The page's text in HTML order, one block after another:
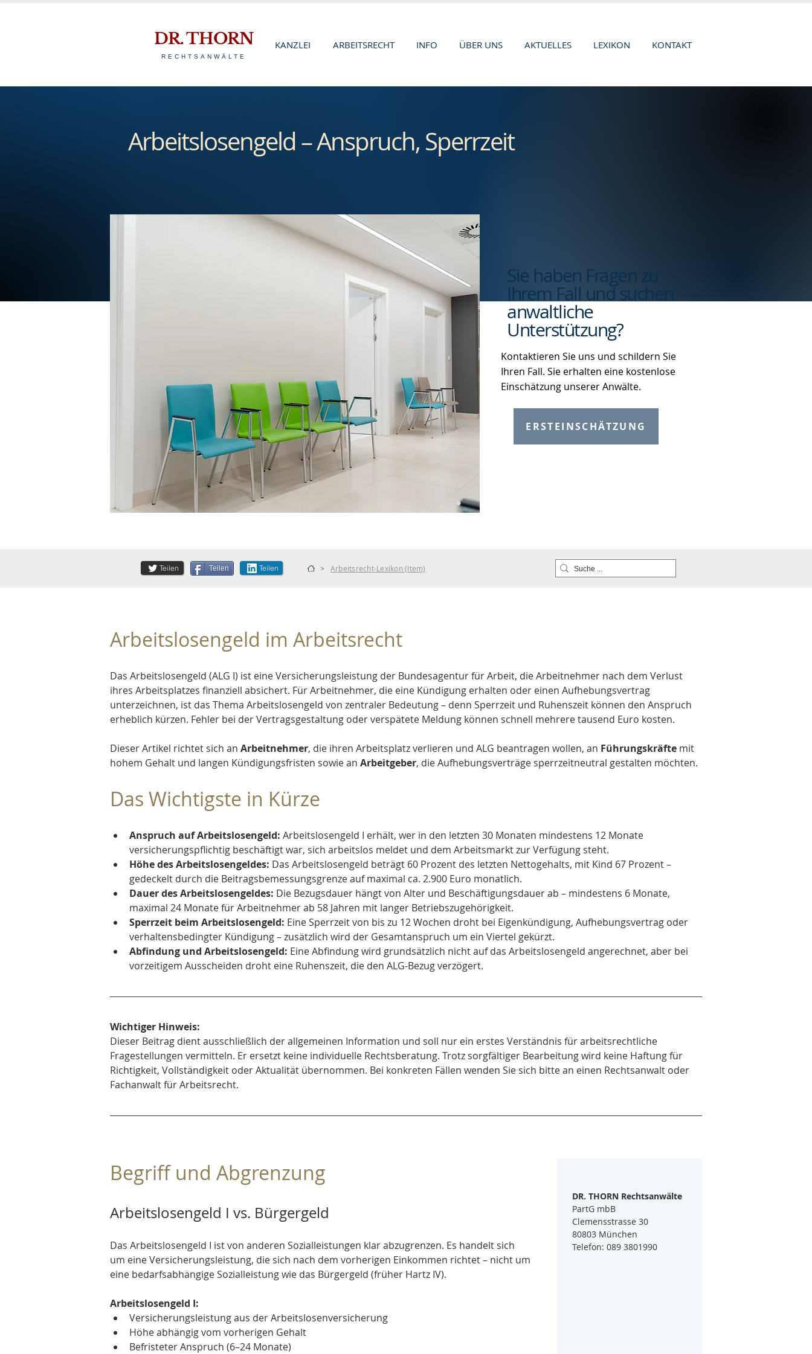
DR. THORN KANZLEI ARBEITSRECHT INFO ÜBER UNS AKTUELLES LEXIKON KONTAKT
RECHTSANWÄLTE
Arbeitslosengeld – Anspruch, Sperrzeit
Sie haben Fragen zu
Ihrem Fall und suchen
anwaltliche
Unterstützung?
Kontaktieren Sie uns und schildern Sie
Ihren Fall. Sie erhalten eine kostenlose
Einschätzung unserer Anwälte.
ERSTEINSCHÄTZUNG
Teilen Teilen Teilen > Arbeitsrecht-Lexikon (Item)
Arbeitslosengeld im Arbeitsrecht
Das Arbeitslosengeld (ALG I) ist eine Versicherungsleistung der Bundesagentur für Arbeit, die Arbeitnehmer nach dem Verlust
ihres Arbeitsplatzes finanziell absichert. Für Arbeitnehmer, die eine Kündigung erhalten oder einen Aufhebungsvertrag
unterzeichnen, ist das Thema Arbeitslosengeld von zentraler Bedeutung – denn Sperrzeit und Ruhenszeit können den Anspruch
erheblich kürzen. Fehler bei der Vertragsgestaltung oder verspätete Meldung können schnell mehrere tausend Euro kosten.
Dieser Artikel richtet sich an Arbeitnehmer, die ihren Arbeitsplatz verlieren und ALG beantragen wollen, an Führungskräfte mit
hohem Gehalt und langen Kündigungsfristen sowie an Arbeitgeber, die Aufhebungsverträge sperrzeitneutral gestalten möchten.
Das Wichtigste in Kürze
Anspruch auf Arbeitslosengeld: Arbeitslosengeld I erhält, wer in den letzten 30 Monaten mindestens 12 Monate
versicherungspflichtig beschäftigt war, sich arbeitslos meldet und dem Arbeitsmarkt zur Verfügung steht.
Höhe des Arbeitslosengeldes: Das Arbeitslosengeld beträgt 60 Prozent des letzten Nettogehalts, mit Kind 67 Prozent –
gedeckelt durch die Beitragsbemessungsgrenze auf maximal ca. 2.900 Euro monatlich.
Dauer des Arbeitslosengeldes: Die Bezugsdauer hängt von Alter und Beschäftigungsdauer ab – mindestens 6 Monate,
maximal 24 Monate für Arbeitnehmer ab 58 Jahren mit langer Betriebszugehörigkeit.
Sperrzeit beim Arbeitslosengeld: Eine Sperrzeit von bis zu 12 Wochen droht bei Eigenkündigung, Aufhebungsvertrag oder
verhaltensbedingter Kündigung – zusätzlich wird der Gesamtanspruch um ein Viertel gekürzt.
Abfindung und Arbeitslosengeld: Eine Abfindung wird grundsätzlich nicht auf das Arbeitslosengeld angerechnet, aber bei
vorzeitigem Ausscheiden droht eine Ruhenszeit, die den ALG-Bezug verzögert.
Wichtiger Hinweis:
Dieser Beitrag dient ausschließlich der allgemeinen Information und soll nur ein erstes Verständnis für arbeitsrechtliche
Fragestellungen vermitteln. Er ersetzt keine individuelle Rechtsberatung. Trotz sorgfältiger Bearbeitung wird keine Haftung für
Richtigkeit, Vollständigkeit oder Aktualität übernommen. Bei konkreten Fällen wenden Sie sich bitte an einen Rechtsanwalt oder
Fachanwalt für Arbeitsrecht.
Begriff und Abgrenzung
Arbeitslosengeld I vs. Bürgergeld
Das Arbeitslosengeld I ist von anderen Sozialleistungen klar abzugrenzen. Es handelt sich
um eine Versicherungsleistung, die sich nach dem vorherigen Einkommen richtet – nicht um
eine bedarfsabhängige Sozialleistung wie das Bürgergeld (früher Hartz IV).
Arbeitslosengeld I:
Versicherungsleistung aus der Arbeitslosenversicherung
Höhe abhängig vom vorherigen Gehalt
Befristeter Anspruch (6–24 Monate)
DR. THORN Rechtsanwälte
PartG mbB
Clemensstrasse 30
80803 München
Telefon: 089 3801990